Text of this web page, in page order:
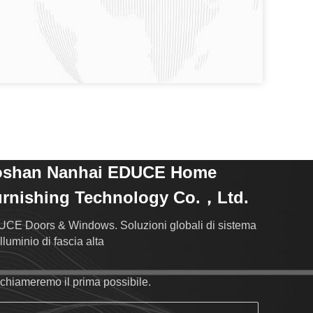
Nanhai EDUCE Home
Technology Co.，Ltd.
Doors & Windows. Soluzioni globali di sistema
di fascia alta
il prima possibile.